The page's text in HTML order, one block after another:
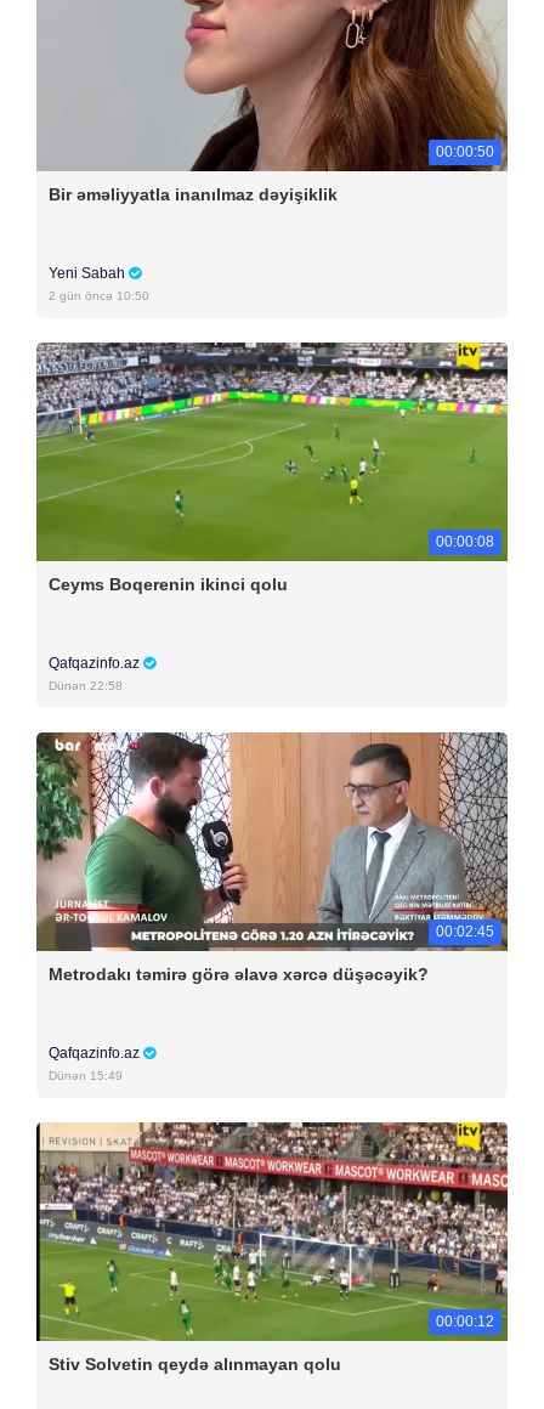
00:00:50
Bir əməliyyatla inanılmaz dəyişiklik
Yeni Sabah
2 gün öncə 10:50
00:00:08
Ceyms Boqerenin ikinci qolu
Qafqazinfo.az
Dünən 22:58
00:02:45
Metrodakı təmirə görə əlavə xərcə düşəcəyik?
Qafqazinfo.az
Dünən 15:49
00:00:12
Stiv Solvetin qeydə alınmayan qolu